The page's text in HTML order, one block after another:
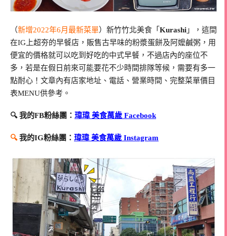
（新增2022年6月最新菜單）新竹竹北美食「 Kurashi 」，這間
在IG上超夯的早餐店，販售古早味的粉漿蛋餅及阿嬤鹹粥，用
便宜的價格就可以吃到好吃的中式早餐，不過店內的座位不
多，若是在假日前來可能要花不少時間排隊等候，需要有多一
點耐心！文章內有店家地址、電話、營業時間、完整菜單價目
表MENU供參考。
🔍 我的FB粉絲團： 瑋瑋 美食萬歲 Facebook
🔍我的IG粉絲團： 瑋瑋 美食萬歲 Instagram